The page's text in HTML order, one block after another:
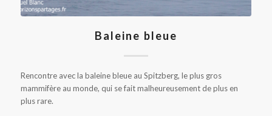
Baleine bleue
Rencontre avec la baleine bleue au Spitzberg, le plus gros
mammifère au monde, qui se fait malheureusement de plus en
plus rare.